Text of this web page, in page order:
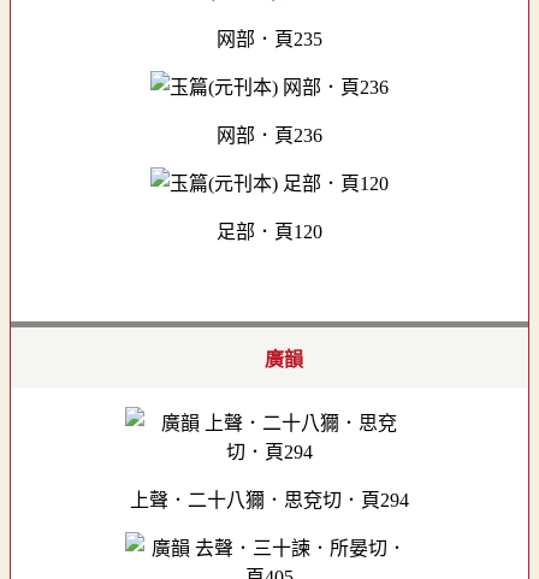
网部．頁235
网部．頁236
足部．頁120
廣韻
上聲．二十八獮．思兗切．頁294